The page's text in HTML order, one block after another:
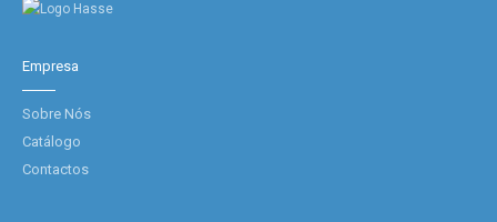
Empresa
Sobre Nós
Catálogo
Contactos